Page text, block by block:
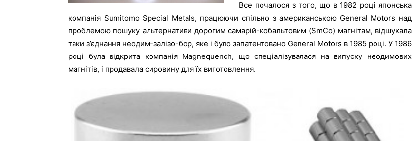
Все почалося з того, що в 1982 році японська
компанія Sumitomo Special Metals, працюючи спільно з американською General Motors над
проблемою пошуку альтернативи дорогим самарій-кобальтовим (SmCo) магнітам, відшукала
таки з’єднання неодим-залізо-бор, яке і було запатентовано General Motors в 1985 році. У 1986
році була відкрита компанія Magnequench, що спеціалізувалася на випуску неодимових
магнітів, і продавала сировину для їх виготовлення.